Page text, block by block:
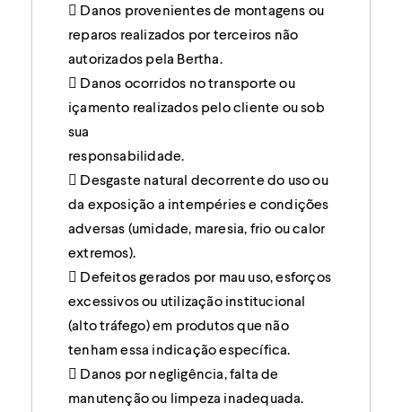
 Danos provenientes de montagens ou
reparos realizados por terceiros não
autorizados pela Bertha.
 Danos ocorridos no transporte ou
içamento realizados pelo cliente ou sob
sua
responsabilidade.
 Desgaste natural decorrente do uso ou
da exposição a intempéries e condições
adversas (umidade, maresia, frio ou calor
extremos).
 Defeitos gerados por mau uso, esforços
excessivos ou utilização institucional
(alto tráfego) em produtos que não
tenham essa indicação específica.
 Danos por negligência, falta de
manutenção ou limpeza inadequada.